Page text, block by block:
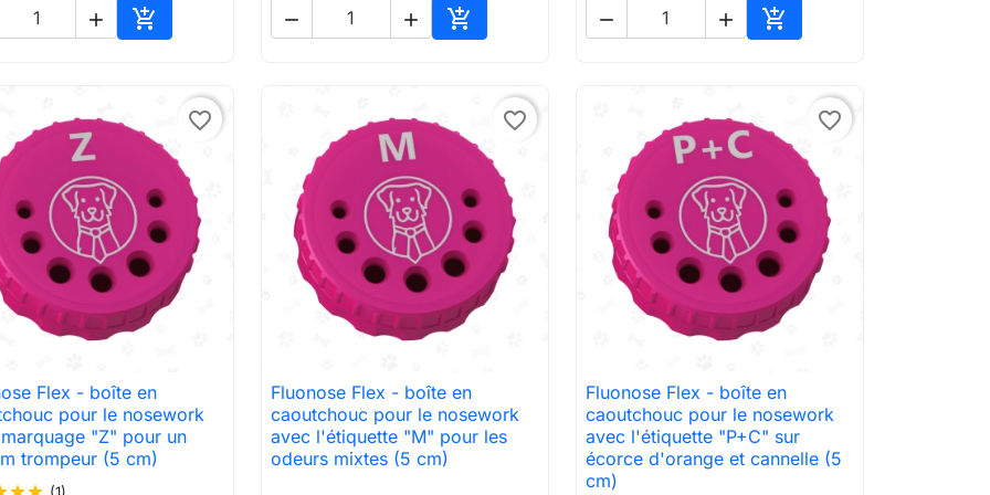
 
Ajouter au panier
  
Ajouter au panier
  
Ajouter au panier
favorite_border
 Aperçu rapide
Flex - boîte en
pour le nosework
"Z" pour un
trompeur (5 cm)
favorite_border
 Aperçu rapide
Fluonose Flex - boîte en
caoutchouc pour le nosework
avec l'étiquette "M" pour les
odeurs mixtes (5 cm)
favorite_border
 Aperçu rapide
Fluonose Flex - boîte en
caoutchouc pour le nosework
avec l'étiquette "P+C" sur
écorce d'orange et cannelle (5
cm)